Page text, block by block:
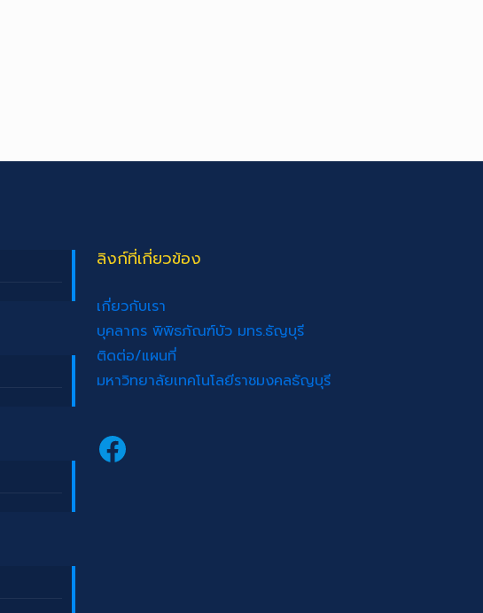
ลิงก์ที่เกี่ยวข้อง
เกี่ยวกับเรา
บุคลากร พิพิธภัณฑ์บัว มทร.ธัญบุรี
ติดต่อ/แผนที่
มหาวิทยาลัยเทคโนโลยีราชมงคลธัญบุรี
Facebook